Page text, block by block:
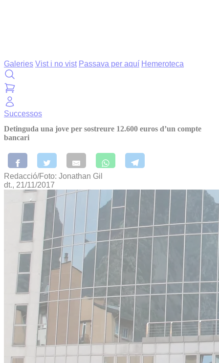
Galeries Vist i no vist Passava per aquí Hemeroteca
Successos
Detinguda una jove per sostreure 12.600 euros d’un compte
bancari
Redacció/Foto: Jonathan Gil
dt., 21/11/2017